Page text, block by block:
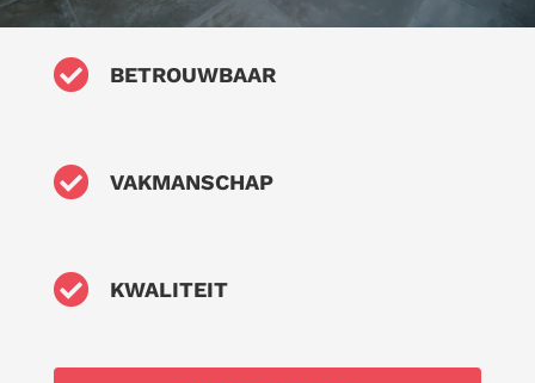
 BETROUWBAAR
 VAKMANSCHAP
 KWALITEIT